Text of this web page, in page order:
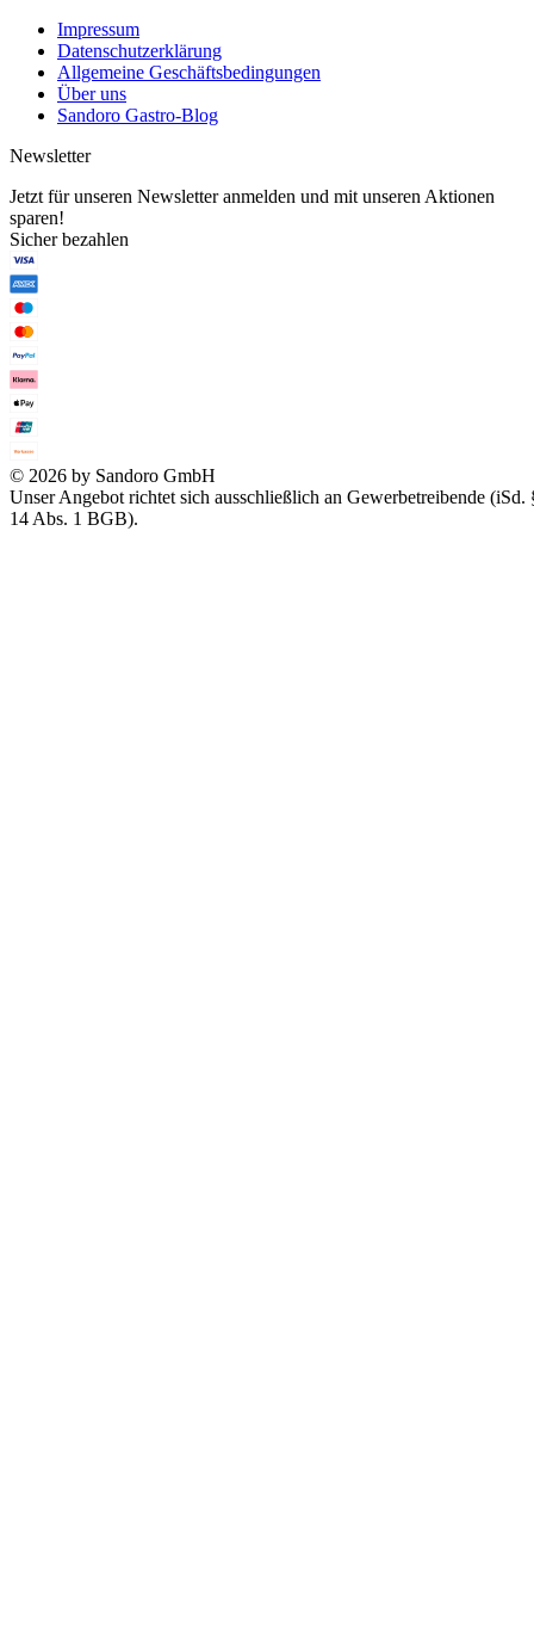
Impressum
Datenschutzerklärung
Allgemeine Geschäftsbedingungen
Über uns
Sandoro Gastro-Blog
Newsletter
Jetzt für unseren Newsletter anmelden und mit unseren Aktionen
sparen!
Sicher bezahlen
© 2026 by Sandoro GmbH
Unser Angebot richtet sich ausschließlich an Gewerbetreibende (iSd.
14 Abs. 1 BGB).